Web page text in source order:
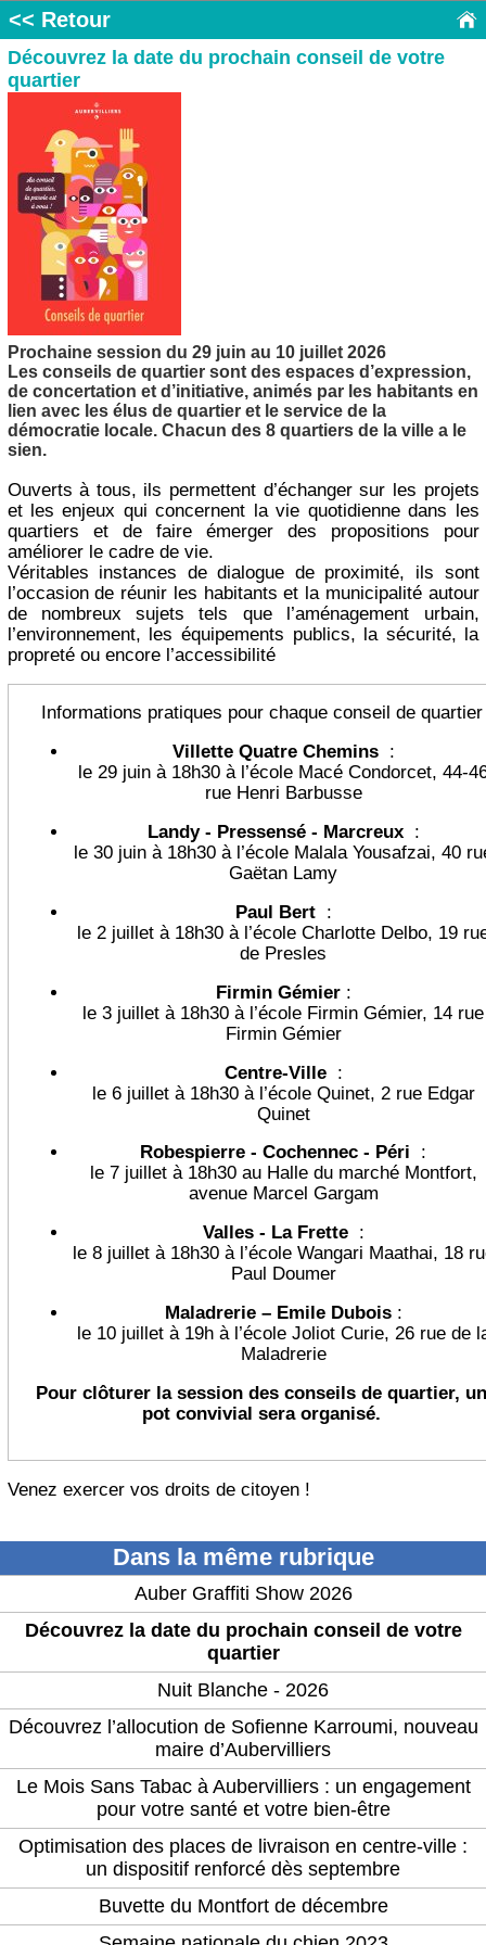
<< Retour
Découvrez la date du prochain conseil de votre
quartier
Prochaine session du 29 juin au 10 juillet 2026
Les conseils de quartier sont des espaces d’expression,
de concertation et d’initiative, animés par les habitants en
lien avec les élus de quartier et le service de la
démocratie locale. Chacun des 8 quartiers de la ville a le
sien.
Ouverts à tous, ils permettent d’échanger sur les projets
et les enjeux qui concernent la vie quotidienne dans les
quartiers et de faire émerger des propositions pour
améliorer le cadre de vie.
Véritables instances de dialogue de proximité, ils sont
l’occasion de réunir les habitants et la municipalité autour
de nombreux sujets tels que l’aménagement urbain,
l’environnement, les équipements publics, la sécurité, la
propreté ou encore l’accessibilité
Informations pratiques pour chaque conseil de quartier
Villette Quatre Chemins :
le 29 juin à 18h30 à l’école Macé Condorcet, 44-
rue Henri Barbusse
Landy - Pressensé - Marcreux :
le 30 juin à 18h30 à l’école Malala Yousafzai, 40
Gaëtan Lamy
Paul Bert :
le 2 juillet à 18h30 à l’école Charlotte Delbo, 19
de Presles
Firmin Gémier:
le 3 juillet à 18h30 à l’école Firmin Gémier, 14 rue
Firmin Gémier
Centre-Ville :
le 6 juillet à 18h30 à l’école Quinet, 2 rue Edgar
Quinet
Robespierre - Cochennec - Péri
:
le 7 juillet à 18h30 au Halle du marché Montfort,
avenue Marcel Gargam
Valles - La Frette :
le 8 juillet à 18h30 à l’école Wangari Maathai, 18
Paul Doumer
Maladrerie – Emile Dubois:
le 10 juillet à 19h à l’école Joliot Curie, 26 rue de
Maladrerie
Pour clôturer la session des conseils de quartier, un
pot convivial sera organisé.
Venez exercer vos droits de citoyen !
Dans la même rubrique
Auber Graffiti Show 2026
Découvrez la date du prochain conseil de votre
quartier
Nuit Blanche - 2026
Découvrez l’allocution de Sofienne Karroumi, nouveau
maire d’Aubervilliers
Le Mois Sans Tabac à Aubervilliers : un engagement
pour votre santé et votre bien-être
Optimisation des places de livraison en centre-ville :
un dispositif renforcé dès septembre
Buvette du Montfort de décembre